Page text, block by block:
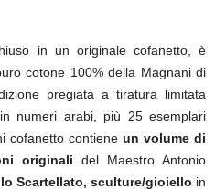
in un originale cofanetto, è
cotone 100% della Magnani di
pregiata a tiratura limitata
numeri arabi, più 25 esemplari
cofanetto contiene un volume di
originali del Maestro Antonio
Scartellato, sculture/gioiello in